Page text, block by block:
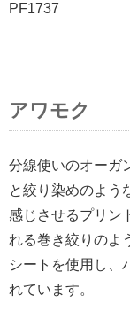
PF1737
アワモク
分線使いのオーガ
と絞り染めのよう
感じさせるプリン
れる巻き絞りのよ
シートを使用し、
れています。